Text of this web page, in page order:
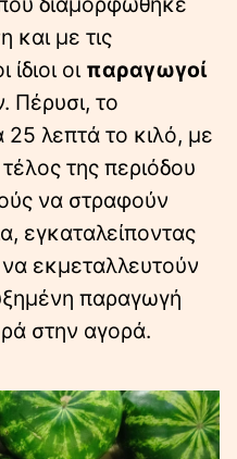
και με τις
οι παραγωγοί
Πέρυσι, το
λεπτά το κιλό, με
της περιόδου
να στραφούν
εγκαταλείποντας
να εκμεταλλευτούν
παραγωγή
στην αγορά.